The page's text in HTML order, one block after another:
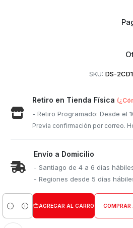
SKU: DS-
Retiro en Tienda Física
- Retiro Programado: Desde el
Previa confirmación por correo.
Envío a Domicilio
- Santiago de 4 a 6 días
- Regiones desde 5 días
Cantidad
AGREGAR AL CARRO COMPRAR